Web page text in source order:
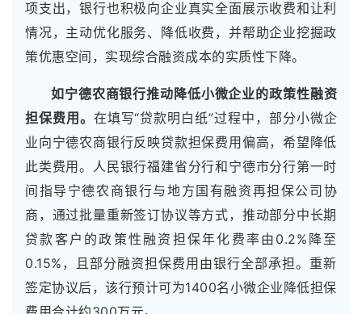
项支出，银行也积极向企业真实全面展示收费和让利
情况，主动优化服务、降低收费，并帮助企业挖掘政
策优惠空间，实现综合融资成本的实质性下降。
如宁德农商银行推动降低小微企业的政策性融资
担保费用。 在填写“贷款明白纸”过程中，部分小微企
业向宁德农商银行反映贷款担保费用偏高，希望降低
此类费用。人民银行福建省分行和宁德市分行第一时
间指导宁德农商银行与地方国有融资再担保公司协
商，通过批量重新签订协议等方式，推动部分中长期
贷款客户的政策性融资担保年化费率由0.2%降至
0.15%，且部分融资担保费用由银行全部承担。重新
签定协议后，该行预计可为1400名小微企业降低担保